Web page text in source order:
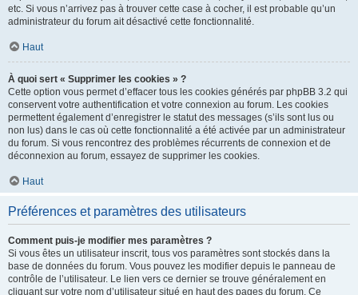
etc. Si vous n’arrivez pas à trouver cette case à cocher, il est probable qu’un
administrateur du forum ait désactivé cette fonctionnalité.
Haut
À quoi sert « Supprimer les cookies » ?
Cette option vous permet d’effacer tous les cookies générés par phpBB 3.2 qui
conservent votre authentification et votre connexion au forum. Les cookies
permettent également d’enregistrer le statut des messages (s’ils sont lus ou
non lus) dans le cas où cette fonctionnalité a été activée par un administrateur
du forum. Si vous rencontrez des problèmes récurrents de connexion et de
déconnexion au forum, essayez de supprimer les cookies.
Haut
Préférences et paramètres des utilisateurs
Comment puis-je modifier mes paramètres ?
Si vous êtes un utilisateur inscrit, tous vos paramètres sont stockés dans la
base de données du forum. Vous pouvez les modifier depuis le panneau de
contrôle de l’utilisateur. Le lien vers ce dernier se trouve généralement en
cliquant sur votre nom d’utilisateur situé en haut des pages du forum. Ce